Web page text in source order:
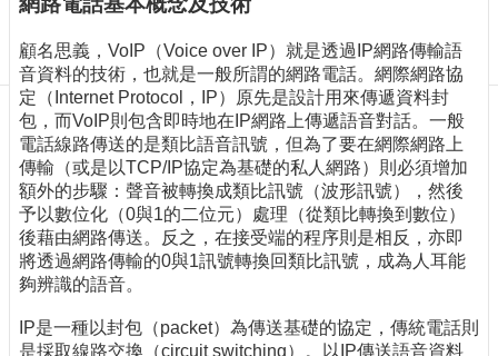
新
消
息
關
於
我
們
出
版
物
顧名思義，VoIP（Voice over IP）就是透過IP網路傳輸語
音資料的技術，也就是一般所謂的網路電話。網際網路協
定（Internet Protocol，IP）原先是設計用來傳遞資料封
包，而VoIP則包含即時地在IP網路上傳遞語音對話。一般
電話線路傳送的是類比語音訊號，但為了要在網際網路上
傳輸（或是以TCP/IP協定為基礎的私人網路）則必須增加
額外的步驟：聲音被轉換成類比訊號（波形訊號），然後
予以數位化（0與1的二位元）處理（從類比轉換到數位）
後藉由網路傳送。反之，在接受端的程序則是相反，亦即
將透過網路傳輸的0與1訊號轉換回類比訊號，成為人耳能
夠辨識的語音。
IP是一種以封包（packet）為傳送基礎的協定，傳統電話則
是採取線路交換（circuit switching）。以IP傳送語音資料